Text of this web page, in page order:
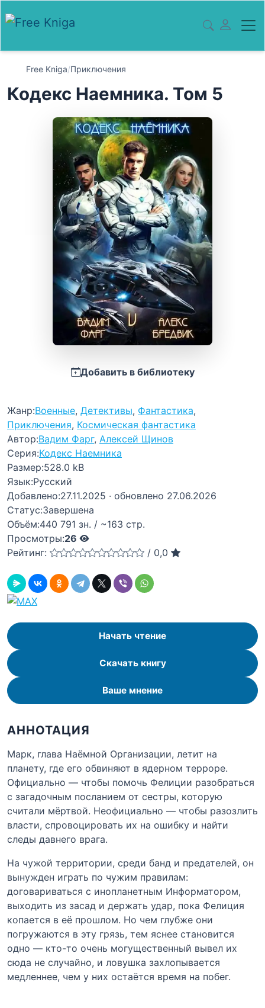
Free Kniga/Приключения
Кодекс Наемника. Том 5
Добавить в библиотеку
Жанр:Военные, Детективы, Фантастика,
Приключения, Космическая фантастика
Автор:Вадим Фарг, Алексей Щинов
Серия:Кодекс Наемника
Размер:528.0 kB
Язык:Русский
Добавлено:27.11.2025 · обновлено 27.06.2026
Статус:Завершена
Объём:440 791 зн. / ~163 стр.
Просмотры:26
Рейтинг:
/ 0,0
Начать чтение
Скачать книгу
Ваше мнение
АННОТАЦИЯ
Марк, глава Наёмной Организации, летит на
планету, где его обвиняют в ядерном терроре.
Официально — чтобы помочь Фелиции разобраться
с загадочным посланием от сестры, которую
считали мёртвой. Неофициально — чтобы разозлить
власти, спровоцировать их на ошибку и найти
следы давнего врага.
На чужой территории, среди банд и предателей, он
вынужден играть по чужим правилам:
договариваться с инопланетным Информатором,
выходить из засад и держать удар, пока Фелиция
копается в её прошлом. Но чем глубже они
погружаются в эту грязь, тем яснее становится
одно — кто-то очень могущественный вывел их
сюда не случайно, и ловушка захлопывается
медленнее, чем у них остаётся время на побег.